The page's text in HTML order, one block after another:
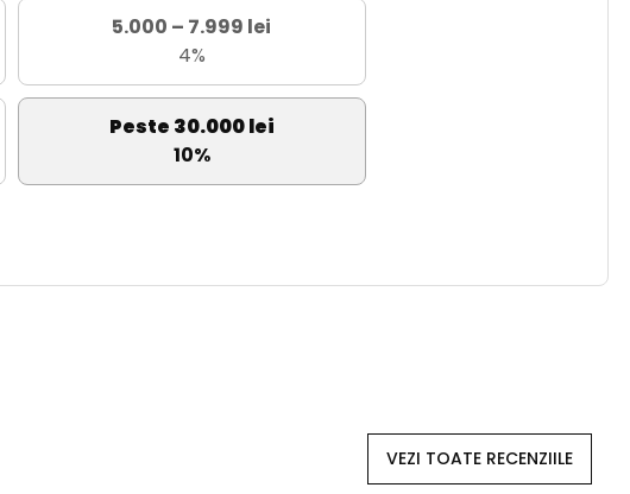
5.000 – 7.999 lei
4%
Peste 30.000 lei
10%
VEZI TOATE RECENZIILE